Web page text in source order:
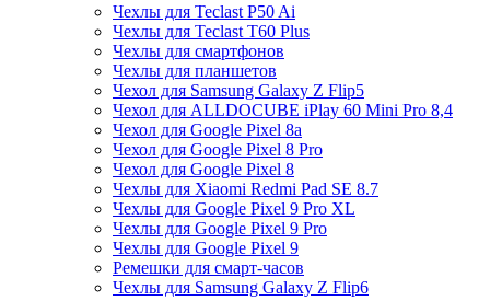
Чехлы для Teclast P50 Ai
Чехлы для Teclast T60 Plus
Чехлы для смартфонов
Чехлы для планшетов
Чехол для Samsung Galaxy Z Flip5
Чехол для ALLDOCUBE iPlay 60 Mini Pro 8,4
Чехол для Google Pixel 8a
Чехол для Google Pixel 8 Pro
Чехол для Google Pixel 8
Чехлы для Xiaomi Redmi Pad SE 8.7
Чехлы для Google Pixel 9 Pro XL
Чехлы для Google Pixel 9 Pro
Чехлы для Google Pixel 9
Ремешки для смарт-часов
Чехлы для Samsung Galaxy Z Flip6